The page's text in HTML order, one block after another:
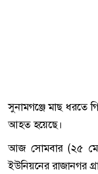
সুনামগঞ্জে মাছ ধরতে
আহত হয়েছে।
আজ সোমবার (২৫ মে)
ইউনিয়নের রাজানগর